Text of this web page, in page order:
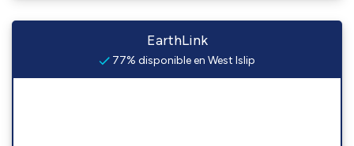
EarthLink
77% disponible en West Islip